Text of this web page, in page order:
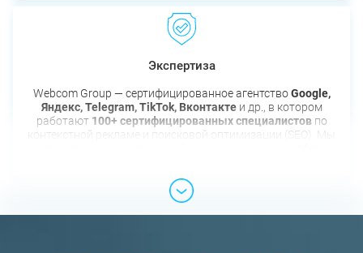
Экспертиза
Webcom Group — сертифицированное агентствоGoogle,
Яндекс, Telegram, TikTok, Вконтактеи др., в котором
работают 100+ сертифицированных специалистовпо
контекстной рекламе и поисковой оптимизации (SEO). Мы